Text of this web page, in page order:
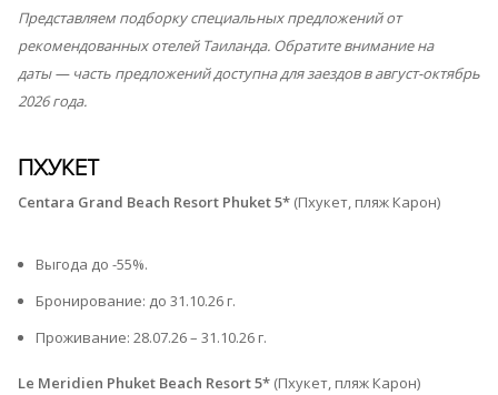
Представляем подборку специальных предложений от
рекомендованных отелей Таиланда. Обратите внимание на
даты — часть предложений доступна для заездов в август-октябрь
2026 года.
ПХУКЕТ
Centara Grand Beach Resort Phuket 5* (Пхукет, пляж Карон)
Выгода до -55%.
Бронирование: до 31.10.26 г.
Проживание: 28.07.26 – 31.10.26 г.⁠
Le Meridien Phuket Beach Resort 5* (Пхукет, пляж Карон)